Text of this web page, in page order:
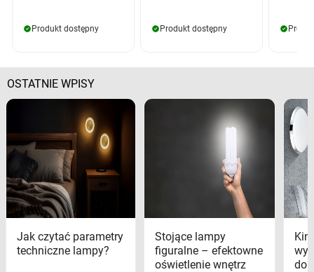
Produkt dostępny Produkt dostępny
OSTATNIE WPISY
Jak czytać parametry
techniczne lampy?
Stojące lampy
figuralne – efektowne
oświetlenie wnętrz